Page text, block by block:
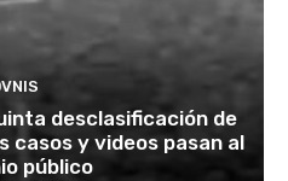
desclasificación de
casos y videos pasan al
público